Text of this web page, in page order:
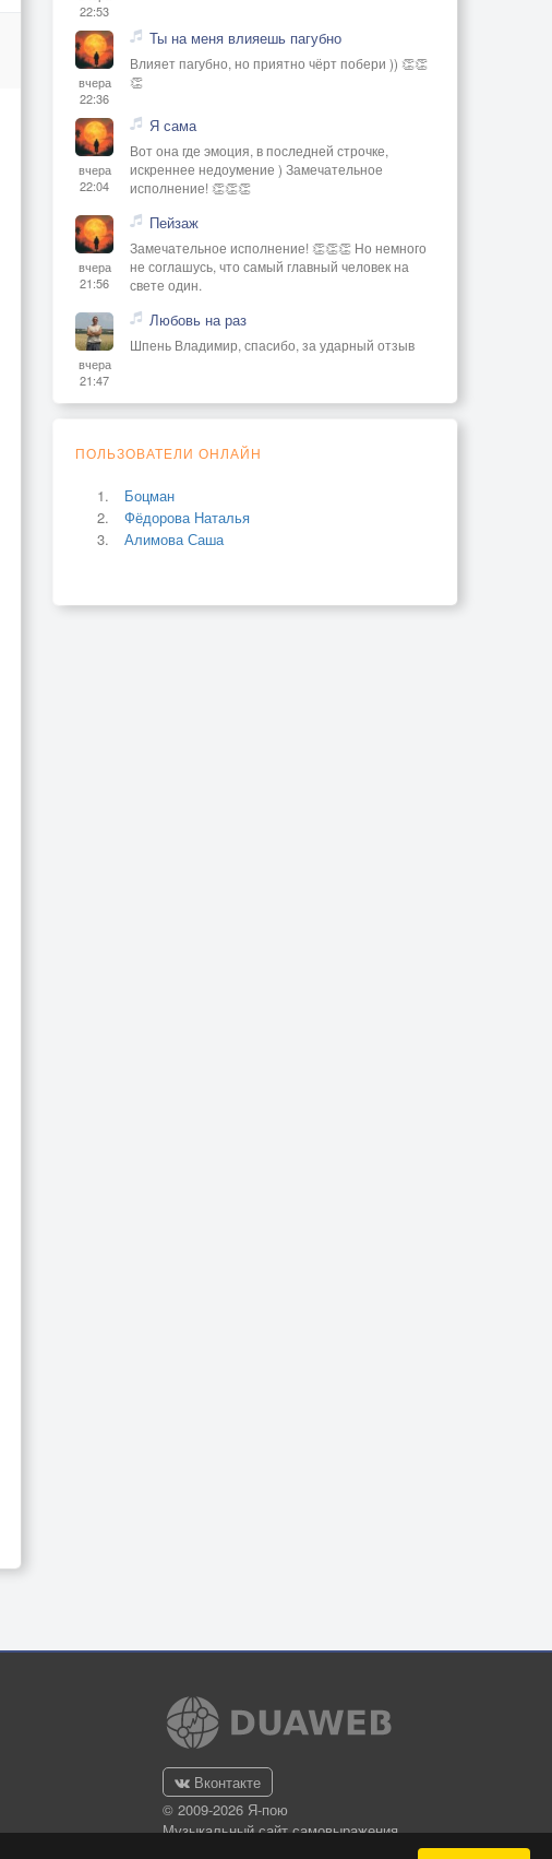
22:53
вчера
22:36
Ты на меня влияешь пагубно
Влияет пагубно, но приятно чёрт побери )) 👏👏
👏
вчера
22:04
Я сама
Вот она где эмоция, в последней строчке,
искреннее недоумение ) Замечательное
исполнение! 👏👏👏
вчера
21:56
Пейзаж
Замечательное исполнение! 👏👏👏 Но немного
не соглашусь, что самый главный человек на
свете один.
вчера
21:47
Любовь на раз
Шпень Владимир, спасибо, за ударный отзыв
ПОЛЬЗОВАТЕЛИ ОНЛАЙН
Боцман
Фёдорова Наталья
Алимова Саша
Вконтакте
© 2009-2026 Я-пою
Музыкальный сайт самовыражения